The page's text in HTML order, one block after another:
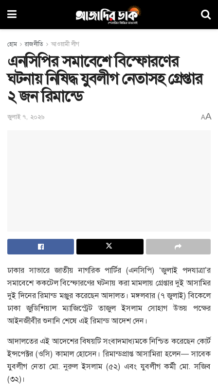
হোম রাজনীতি আওয়ামী লীগ
এনসিপির সমাবেশে বিস্ফোরণের
ঘটনায় নিষিদ্ধ যুবলীগ নেতাসহ গ্রেপ্তার
২ জন রিমান্ডে
জুলাই ৭, ২০২৬ AA
ঢাকার সাভারে জাতীয় নাগরিক পার্টির (এনসিপি) ‘জুলাই পদযাত্রা’র
সমাবেশে ককটেল বিস্ফোরণের ঘটনায় করা মামলায় গ্রেপ্তার দুই আসামির
দুই দিনের রিমান্ড মঞ্জুর করেছেন আদালত। মঙ্গলবার (৭ জুলাই) বিকেলে
ঢাকা জুডিশিয়াল ম্যাজিস্ট্রেট তাজুল ইসলাম সোহাগ উভয় পক্ষের
আইনজীবীর শুনানি শেষে এই রিমান্ড আদেশ দেন।
আদালতের এই আদেশের বিষয়টি সংবাদমাধ্যমকে নিশ্চিত করেছেন কোর্ট
ইন্সপেক্টর (ওসি) কামাল হোসেন। রিমান্ডপ্রাপ্ত আসামিরা হলেন— সাবেক
যুবলীগ নেতা মো. নুরুল ইসলাম (৫২) এবং যুবলীগ কর্মী মো. সজিব
(৩২)।